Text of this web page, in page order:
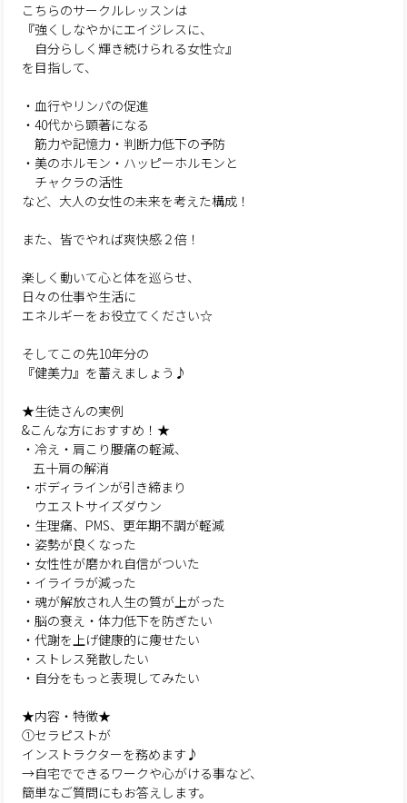
こちらのサークルレッスンは
『強くしなやかにエイジレスに、
自分らしく輝き続けられる女性☆』
を目指して、
・血行やリンパの促進
・40代から顕著になる
筋力や記憶力・判断力低下の予防
・美のホルモン・ハッピーホルモンと
チャクラの活性
など、大人の女性の未来を考えた構成！
また、皆でやれば爽快感２倍！
楽しく動いて心と体を巡らせ、
日々の仕事や生活に
エネルギーをお役立てください☆
そしてこの先10年分の
『健美力』を蓄えましょう♪
★生徒さんの実例
&こんな方におすすめ！★
・冷え・肩こり腰痛の軽減、
五十肩の解消
・ボディラインが引き締まり
ウエストサイズダウン
・生理痛、PMS、更年期不調が軽減
・姿勢が良くなった
・女性性が磨かれ自信がついた
・イライラが減った
・魂が解放され人生の質が上がった
・脳の衰え・体力低下を防ぎたい
・代謝を上げ健康的に痩せたい
・ストレス発散したい
・自分をもっと表現してみたい
★内容・特徴★
①セラピストが
インストラクターを務めます♪
→自宅でできるワークや心がける事など、
簡単なご質問にもお答えします。